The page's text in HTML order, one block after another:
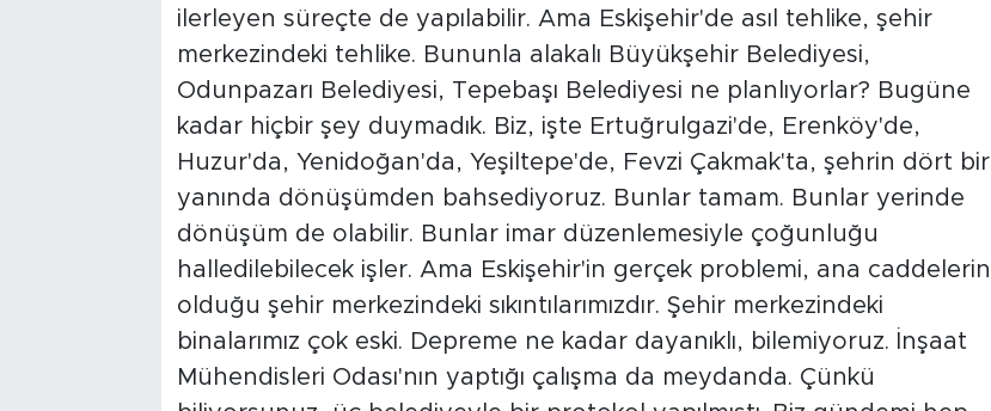
ilerleyen süreçte de yapılabilir. Ama Eskişehir'de asıl tehlike, şehir
merkezindeki tehlike. Bununla alakalı Büyükşehir Belediyesi,
Odunpazarı Belediyesi, Tepebaşı Belediyesi ne planlıyorlar? Bugüne
kadar hiçbir şey duymadık. Biz, işte Ertuğrulgazi'de, Erenköy'de,
Huzur'da, Yenidoğan'da, Yeşiltepe'de, Fevzi Çakmak'ta, şehrin dört bir
yanında dönüşümden bahsediyoruz. Bunlar tamam. Bunlar yerinde
dönüşüm de olabilir. Bunlar imar düzenlemesiyle çoğunluğu
halledilebilecek işler. Ama Eskişehir'in gerçek problemi, ana caddelerin
olduğu şehir merkezindeki sıkıntılarımızdır. Şehir merkezindeki
binalarımız çok eski. Depreme ne kadar dayanıklı, bilemiyoruz. İnşaat
Mühendisleri Odası'nın yaptığı çalışma da meydanda. Çünkü